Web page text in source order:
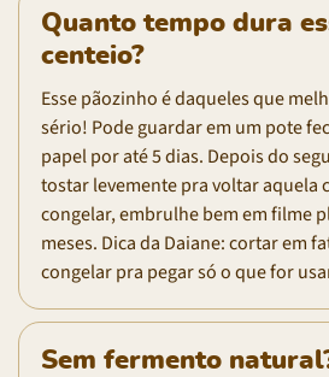
Quanto tempo dura
centeio?
Esse pãozinho é daqueles que
sério! Pode guardar em um pote
papel por até 5 dias. Depois do
tostar levemente pra voltar aquela
congelar, embrulhe bem em filme
meses. Dica da Daiane: cortar em
congelar pra pegar só o que for
Sem fermento